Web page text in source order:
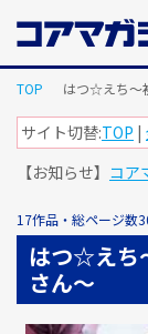
TOP はつ☆えち～
サイト切替:TOP |
【お知らせ】 コア
17作品・総ページ数
はつ☆えち
さん～